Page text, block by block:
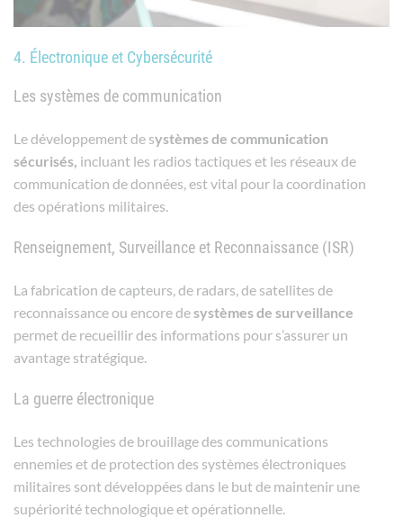
4. Électronique et Cybersécurité
Les systèmes de communication
Le développement de systèmes de communication
sécurisés, incluant les radios tactiques et les réseaux de
communication de données, est vital pour la coordination
des opérations militaires.
Renseignement, Surveillance et Reconnaissance (ISR)
La fabrication de capteurs, de radars, de satellites de
reconnaissance ou encore desystèmes de surveillance
permet de recueillir des informations pour s’assurer un
avantage stratégique.
La guerre électronique
Les technologies de brouillage des communications
ennemies et de protection des systèmes électroniques
militaires sont développées dans le but de maintenir une
supériorité technologique et opérationnelle.